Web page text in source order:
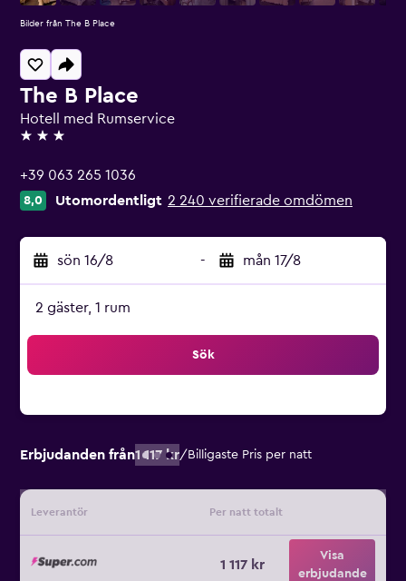
The B Place
Hotell med Rumservice
3 stjärnor
+39 063 265 1036
8,0 Utomordentligt 2 240 verifierade omdömen
sön 16/8 - mån 17/8
2 gäster, 1 rum
Sök
Erbjudanden från1 117 kr/ Billigaste Pris per natt
Leverantör Per natt totalt
1 117 kr
Visa
erbjudande
Bilder från The B Place